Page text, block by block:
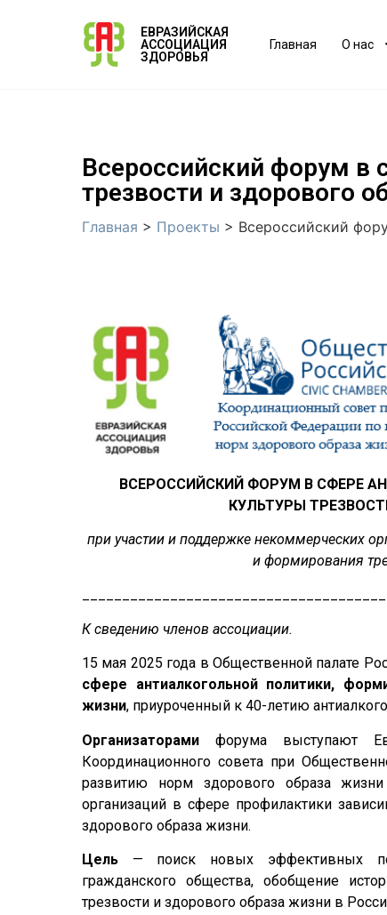
ЕВРАЗИЙСКАЯ
АССОЦИАЦИЯ
ЗДОРОВЬЯ
Главная О нас
Всероссийский форум в
трезвости и здорового
Главная > Проекты > Всероссийский
ВСЕРОССИЙСКИЙ ФОРУМ В СФЕРЕ
КУЛЬТУРЫ
при участии и поддержке некоммерческих
и формирования
К сведению членов ассоциации.
15 мая 2025 года в Общественной палате
сфере антиалкогольной политики,
жизни, приуроченный к 40-летию
Организаторами форума выступают
Координационного совета при
развитию норм здорового образа
организаций в сфере профилактики
здорового образа жизни.
Цель — поиск новых эффективных
гражданского общества, обобщение
трезвости и здорового образа жизни в